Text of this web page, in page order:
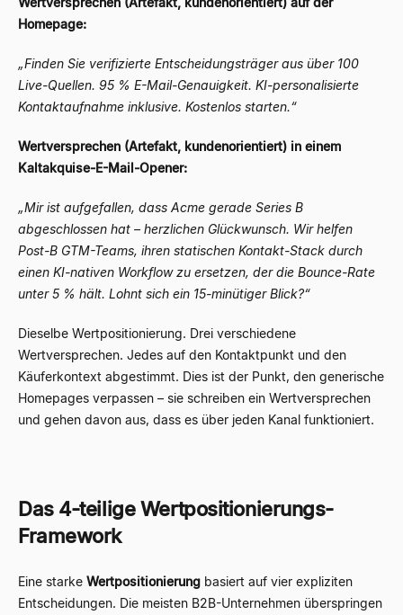
Homepage:
„Finden Sie verifizierte Entscheidungsträger aus über 100
Live-Quellen. 95 % E-Mail-Genauigkeit. KI-personalisierte
Kontaktaufnahme inklusive. Kostenlos starten.“
Wertversprechen (Artefakt, kundenorientiert) in einem
Kaltakquise-E-Mail-Opener:
„Mir ist aufgefallen, dass Acme gerade Series B
abgeschlossen hat – herzlichen Glückwunsch. Wir helfen
Post-B GTM-Teams, ihren statischen Kontakt-Stack durch
einen KI-nativen Workflow zu ersetzen, der die Bounce-Rate
unter 5 % hält. Lohnt sich ein 15-minütiger Blick?“
Dieselbe Wertpositionierung. Drei verschiedene
Wertversprechen. Jedes auf den Kontaktpunkt und den
Käuferkontext abgestimmt. Dies ist der Punkt, den generische
Homepages verpassen – sie schreiben ein Wertversprechen
und gehen davon aus, dass es über jeden Kanal funktioniert.
Das 4-teilige Wertpositionierungs-
Framework
Eine starke Wertpositionierung basiert auf vier expliziten
Entscheidungen. Die meisten B2B-Unternehmen überspringen